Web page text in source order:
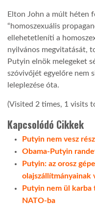
Elton John a múlt héten
“homoszexuális
ellehetetleníti a
nyilvános megvitatását,
Putyin elnök melegeket
szóvivőjét egyelőre nem
leleplezése óta.
(Visited 2 times, 1 visits
Kapcsolódó Cikkek
Putyin nem vesz
Obama-Putyin
Putyin: az orosz
olajszállítmányainak
Putyin nem ül karba
NATO-ba